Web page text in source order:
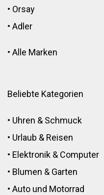
• Orsay
• Adler
• Alle Marken
Beliebte Kategorien
• Uhren & Schmuck
• Urlaub & Reisen
• Elektronik & Computer
• Blumen & Garten
• Auto und Motorrad